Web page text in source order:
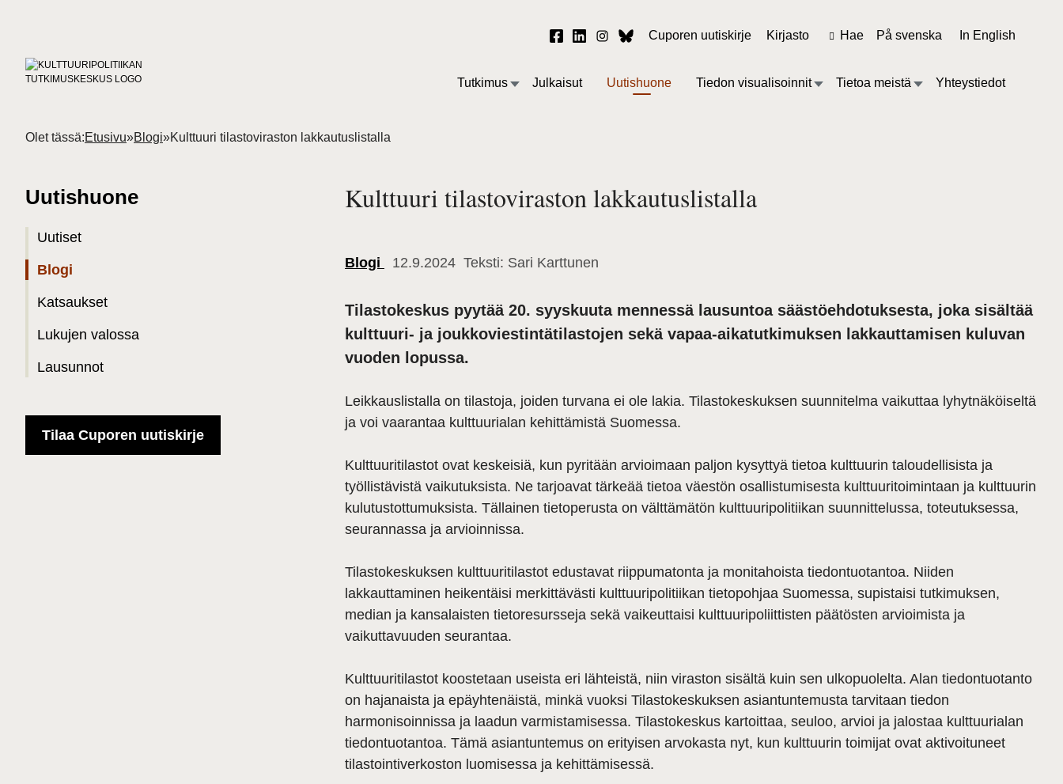
Cuporen uutiskirje Kirjasto Hae På svenska In English
Tutkimus Julkaisut Uutishuone Tiedon visualisoinnit Tietoa meistä Yhteystiedot
Olet tässä:Etusivu»Blogi»Kulttuuri tilastoviraston lakkautuslistalla
Uutishuone
Uutiset
Blogi
Katsaukset
Lukujen valossa
Lausunnot
Tilaa Cuporen uutiskirje
Kulttuuri tilastoviraston lakkautuslistalla
Blogi 12.9.2024 Teksti: Sari Karttunen
Tilastokeskus pyytää 20. syyskuuta mennessä lausuntoa säästöehdotuksesta, joka sisältää
kulttuuri- ja joukkoviestintätilastojen sekä vapaa-aikatutkimuksen lakkauttamisen kuluvan
vuoden lopussa.
Leikkauslistalla on tilastoja, joiden turvana ei ole lakia. Tilastokeskuksen suunnitelma vaikuttaa lyhytnäköiseltä
ja voi vaarantaa kulttuurialan kehittämistä Suomessa.
Kulttuuritilastot ovat keskeisiä, kun pyritään arvioimaan paljon kysyttyä tietoa kulttuurin taloudellisista ja
työllistävistä vaikutuksista. Ne tarjoavat tärkeää tietoa väestön osallistumisesta kulttuuritoimintaan ja kulttuurin
kulutustottumuksista. Tällainen tietoperusta on välttämätön kulttuuripolitiikan suunnittelussa, toteutuksessa,
seurannassa ja arvioinnissa.
Tilastokeskuksen kulttuuritilastot edustavat riippumatonta ja monitahoista tiedontuotantoa. Niiden
lakkauttaminen heikentäisi merkittävästi kulttuuripolitiikan tietopohjaa Suomessa, supistaisi tutkimuksen,
median ja kansalaisten tietoresursseja sekä vaikeuttaisi kulttuuripoliittisten päätösten arvioimista ja
vaikuttavuuden seurantaa.
Kulttuuritilastot koostetaan useista eri lähteistä, niin viraston sisältä kuin sen ulkopuolelta. Alan tiedontuotanto
on hajanaista ja epäyhtenäistä, minkä vuoksi Tilastokeskuksen asiantuntemusta tarvitaan tiedon
harmonisoinnissa ja laadun varmistamisessa. Tilastokeskus kartoittaa, seuloo, arvioi ja jalostaa kulttuurialan
tiedontuotantoa. Tämä asiantuntemus on erityisen arvokasta nyt, kun kulttuurin toimijat ovat aktivoituneet
tilastointiverkoston luomisessa ja kehittämisessä.